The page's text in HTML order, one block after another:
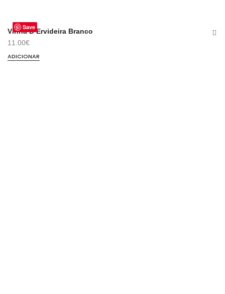
Save
Vinha D’Ervideira Branco
11.00€
ADICIONAR